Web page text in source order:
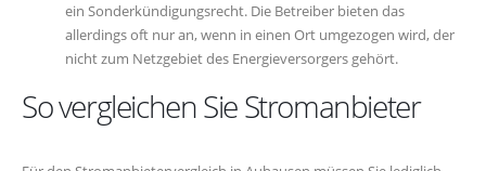
ein Sonderkündigungsrecht. Die Betreiber bieten das
allerdings oft nur an, wenn in einen Ort umgezogen wird, der
nicht zum Netzgebiet des Energieversorgers gehört.
So vergleichen Sie Stromanbieter